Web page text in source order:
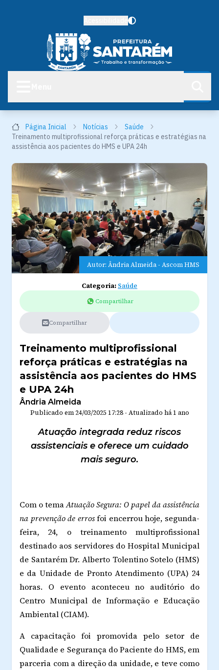
Página Inicial Notícias
Saúde
Treinamento multiprofissional reforça práticas e estratégias na
assistência aos pacientes do HMS e UPA 24h
Autor: Ândria Almeida - Ascom HMS
Categoria: Saúde
Compartilhar
Compartilhar
Treinamento multiprofissional
reforça práticas e estratégias na
assistência aos pacientes do HMS
e UPA 24h
Ândria Almeida
Publicado em 24/03/2025 17:28- Atualizado há 1 ano
Atuação integrada reduz riscos
assistenciais e oferece um cuidado
mais seguro.
Com o temaAtuação Segura: O papel da assistência
na prevenção de errosfoi encerrou hoje, segunda-
feira, 24, o treinamento multiprofissional
destinado aos servidores do Hospital Municipal
de Santarém Dr. Alberto Tolentino Sotelo (HMS)
e da Unidade de Pronto Atendimento (UPA) 24
horas. O evento aconteceu no auditório do
Centro Municipal de Informação e Educação
Ambiental (CIAM).
A capacitação foi promovida pelo setor de
Qualidade e Segurança do Paciente do HMS, em
parceria com a direção da unidade, e teve como